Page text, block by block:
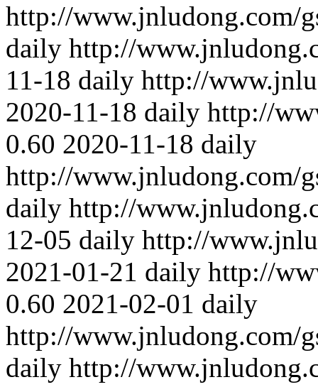
http://www.jnludong.com/
daily http://
11-18 daily http://
2020-11-18 daily http://
0.60 2020-11-18 daily
http://www.jnludong.com/
daily http://
12-05 daily http://
2021-01-21 daily http://
0.60 2021-02-01 daily
http://www.jnludong.com/
daily http://